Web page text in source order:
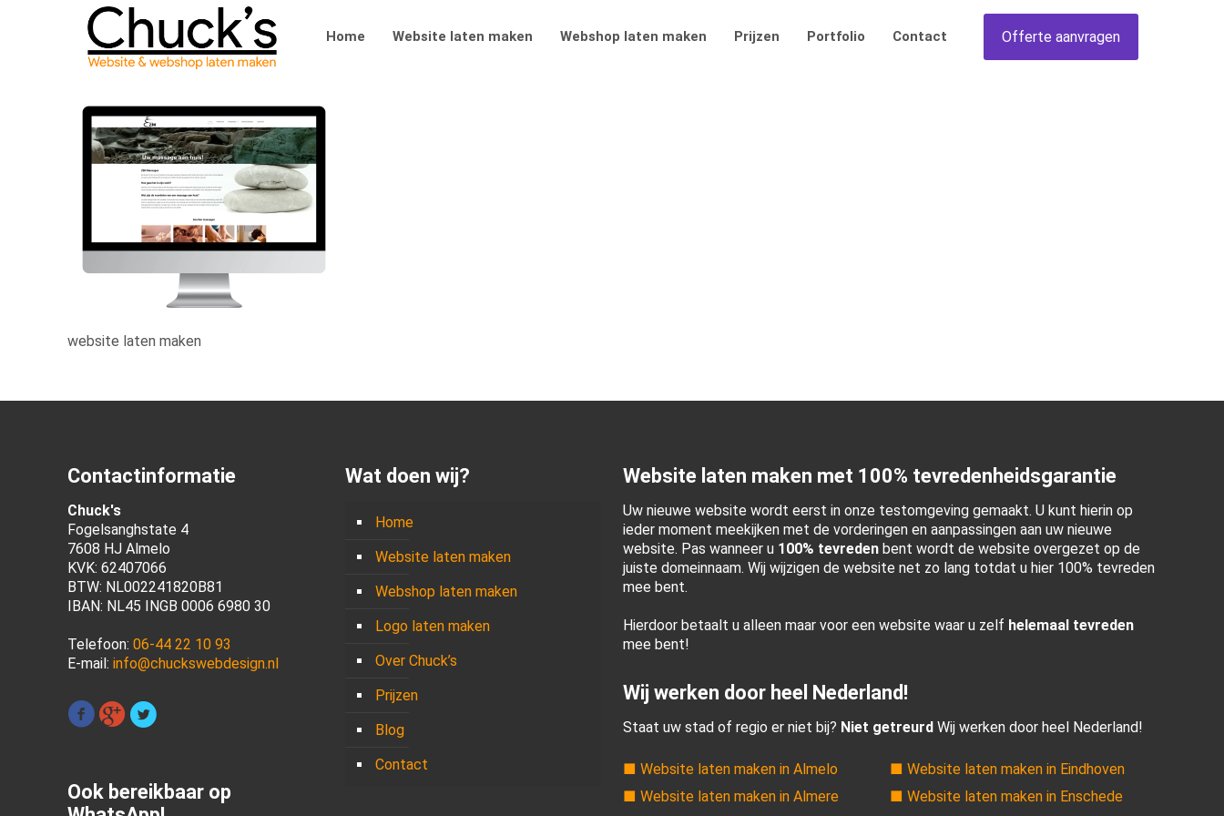
Home Website laten maken Webshop laten maken Prijzen Portfolio Contact Offerte aanvragen
website laten maken
Contactinformatie
Chuck's
Fogelsanghstate 4
7608 HJ Almelo
KVK: 62407066
BTW: NL002241820B81
IBAN: NL45 INGB 0006 6980 30
Telefoon: 06-44 22 10 93
E-mail: info@chuckswebdesign.nl
Ook bereikbaar op
Wat doen wij?
Home
Website laten maken
Webshop laten maken
Logo laten maken
Over Chuck’s
Prijzen
Blog
Contact
Website laten maken met 100% tevredenheidsgarantie
Uw nieuwe website wordt eerst in onze testomgeving gemaakt. U kunt hierin op
ieder moment meekijken met de vorderingen en aanpassingen aan uw nieuwe
website. Pas wanneer u 100% tevreden bent wordt de website overgezet op de
juiste domeinnaam. Wij wijzigen de website net zo lang totdat u hier 100% tevreden
mee bent.
Hierdoor betaalt u alleen maar voor een website waar u zelf helemaal tevreden
mee bent!
Wij werken door heel Nederland!
Staat uw stad of regio er niet bij? Niet getreurd Wij werken door heel Nederland!
■ Website laten maken in Almelo
■ Website laten maken in Almere
■ Website laten maken in Eindhoven
■ Website laten maken in Enschede